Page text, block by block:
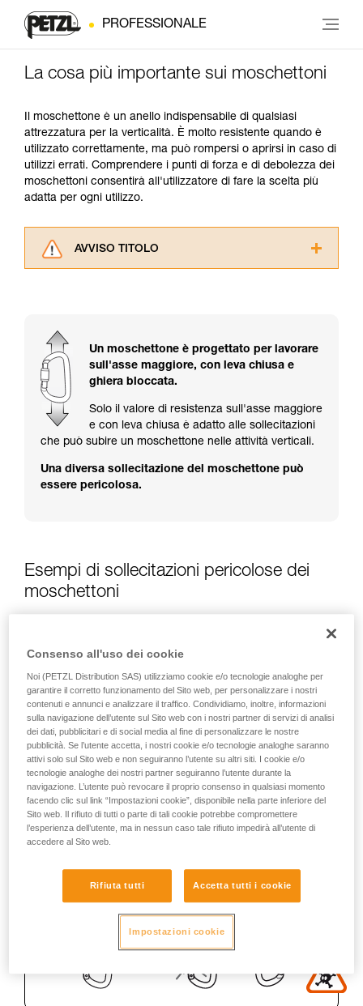
PROFESSIONALE
La cosa più importante sui moschettoni
Il moschettone è un anello indispensabile di qualsiasi
attrezzatura per la verticalità. È molto resistente quando è
utilizzato correttamente, ma può rompersi o aprirsi in caso di
utilizzi errati. Comprendere i punti di forza e di debolezza dei
moschettoni consentirà all'utilizzatore di fare la scelta più
adatta per ogni utilizzo.
AVVISO TITOLO
capire queste ulteriori informazioni.
La padronanza di queste tecniche richiede una
formazione ed un addestramento specifico.
capacità di rifare la manovra, da soli, in piena
sicurezza, prima di riprodurla autonomamente.
Forniamo esempi di tecniche relative alla vostra
vengono qui descritte.
Un moschettone è progettato per lavorare
sull'asse maggiore, con leva chiusa e
ghiera bloccata.
Solo il valore di resistenza sull'asse maggiore
e con leva chiusa è adatto alle sollecitazioni
che può subire un moschettone nelle attività verticali.
Una diversa sollecitazione del moschettone può
essere pericolosa.
Esempi di sollecitazioni pericolose dei
moschettoni
Consenso all'uso dei cookie
Noi (PETZL Distribution SAS) utilizziamo cookie e/o tecnologie analoghe per
garantire il corretto funzionamento del Sito web, per personalizzare i nostri
contenuti e annunci e analizzare il traffico. Condividiamo, inoltre, informazioni
sulla navigazione dell’utente sul Sito web con i nostri partner di servizi di analisi
dei dati, pubblicitari e di social media al fine di personalizzare le nostre
pubblicità. Se l’utente accetta, i nostri cookie e/o tecnologie analoghe saranno
attivi solo sul Sito web e non seguiranno l’utente su altri siti. I cookie e/o
tecnologie analoghe dei nostri partner seguiranno l’utente durante la
navigazione. L’utente può revocare il proprio consenso in qualsiasi momento
facendo clic sul link “Impostazioni cookie”, disponibile nella parte inferiore del
Sito web. Il rifiuto di tutti o parte di tali cookie potrebbe compromettere
l’esperienza dell’utente, ma in nessun caso tale rifiuto impedirà all’utente di
accedere al Sito web.
Rifiuta tutti Accetta tutti i cookie
Impostazioni cookie